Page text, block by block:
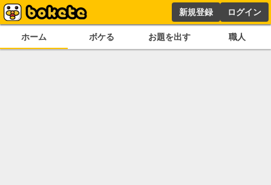
新規登録 ログイン
ホーム ボケる お題を出す 職人